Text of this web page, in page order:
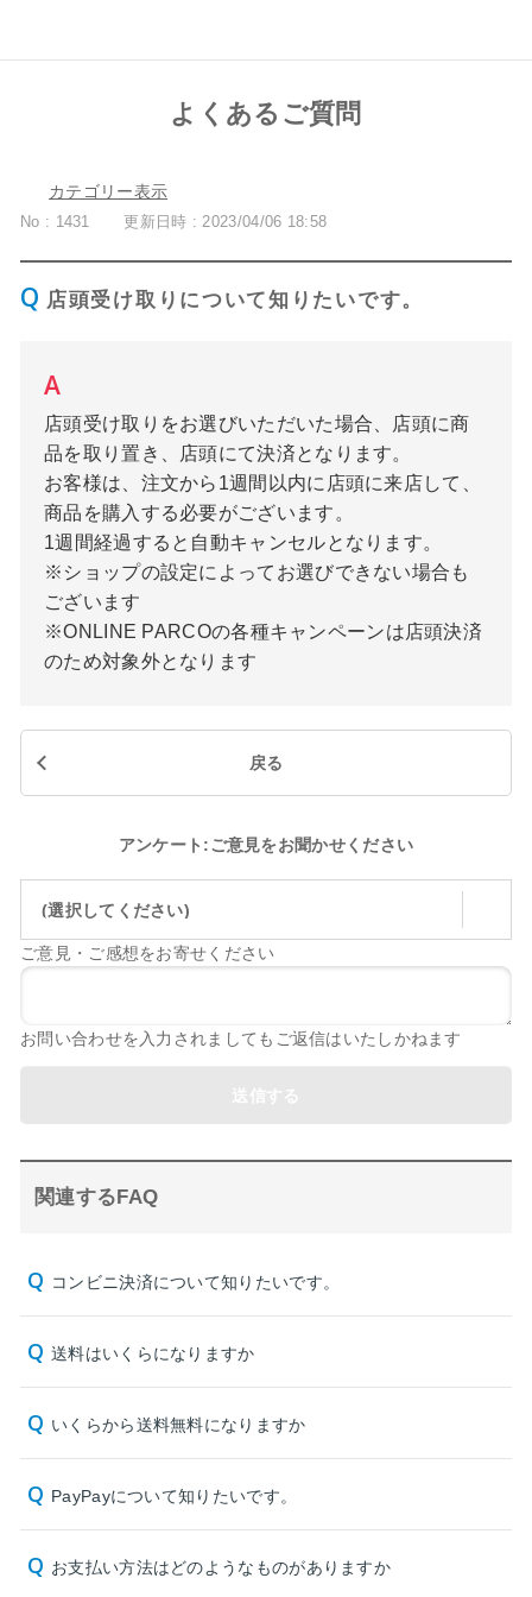
よくあるご質問
カテゴリー表示
No : 1431 更新日時 : 2023/04/06 18:58
店頭受け取りについて知りたいです。
店頭受け取りをお選びいただいた場合、店頭に商
品を取り置き、店頭にて決済となります。
お客様は、注文から1週間以内に店頭に来店して、
商品を購入する必要がございます。
1週間経過すると自動キャンセルとなります。
※ショップの設定によってお選びできない場合も
ございます
※ONLINE PARCOの各種キャンペーンは店頭決済
のため対象外となります
戻る
アンケート:ご意見をお聞かせください
(選択してください)
ご意見・ご感想をお寄せください
お問い合わせを入力されましてもご返信はいたしかねます
関連するFAQ
コンビニ決済について知りたいです。
送料はいくらになりますか
いくらから送料無料になりますか
PayPayについて知りたいです。
お支払い方法はどのようなものがありますか